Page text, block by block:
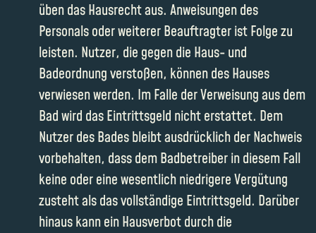
üben das Hausrecht aus. Anweisungen des
Personals oder weiterer Beauftragter ist Folge zu
leisten. Nutzer, die gegen die Haus- und
Badeordnung verstoßen, können des Hauses
verwiesen werden. Im Falle der Verweisung aus dem
Bad wird das Eintrittsgeld nicht erstattet. Dem
Nutzer des Bades bleibt ausdrücklich der Nachweis
vorbehalten, dass dem Badbetreiber in diesem Fall
keine oder eine wesentlich niedrigere Vergütung
zusteht als das vollständige Eintrittsgeld. Darüber
hinaus kann ein Hausverbot durch die